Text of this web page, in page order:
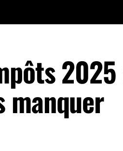
manquer